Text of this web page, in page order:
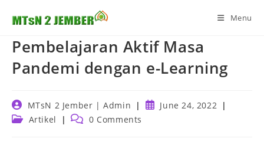
Menu
Pembelajaran Aktif Masa
Pandemi dengan e-Learning
Post
author:
MTsN 2 Jember | Admin
PostJune 24, 2022
PostArtikel
Post 0 Comments